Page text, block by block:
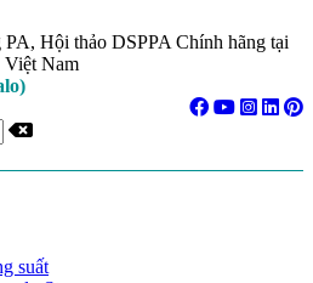
PA, Hội thảo DSPPA Chính hãng tại
Việt Nam
suất